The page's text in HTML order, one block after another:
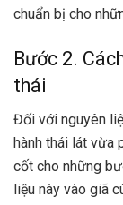
chuẩn bị cho
Bước 2.
thái
Đối với nguyên
hành thái lát vừa
cốt cho những
liệu này vào giã